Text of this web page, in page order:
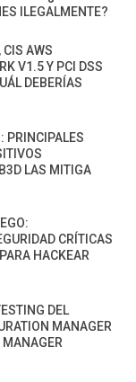
ILEGALMENTE?
CIS AWS
V1.5 Y PCI DSS
DEBERÍAS
PRINCIPALES
LAS MITIGA
CRÍTICAS
HACKEAR
DEL
MANAGER
MANAGER